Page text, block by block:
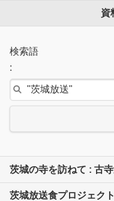
資
検索語
:
茨城の寺を訪ねて : 古